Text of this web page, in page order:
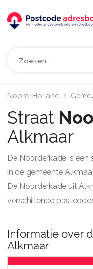
Noord-Holland
Straat
Alkmaar
De Noorderkade is een
in de gemeente
De Noorderkade uit
verschillende
Informatie over
Alkmaar